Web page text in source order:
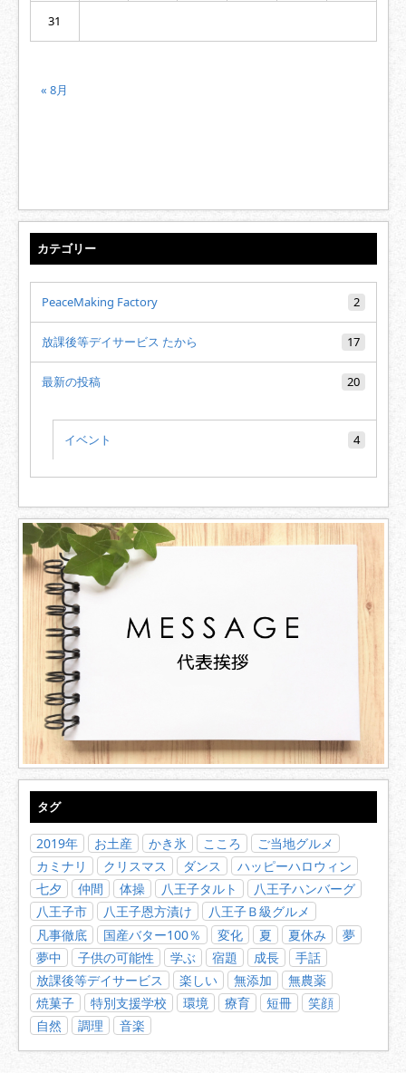
31
« 8月
カテゴリー
PeaceMaking Factory 2
放課後等デイサービス たから 17
最新の投稿 20
イベント 4
タグ
2019年 お土産 かき氷 こころ
ご当地グルメ
カミナリ
クリスマス ダンス
ハッピーハロウィン
七夕
仲間 体操 八王子タルト
八王子ハンバーグ
八王子市
八王子恩方漬け
八王子Ｂ級グルメ
凡事徹底
国産バター100％ 変化 夏 夏休み
夢
夢中
子供の可能性 学ぶ 宿題 成長
手話
放課後等デイサービス
楽しい 無添加
無農薬
焼菓子
特別支援学校 環境 療育 短冊
笑顔
自然
調理 音楽